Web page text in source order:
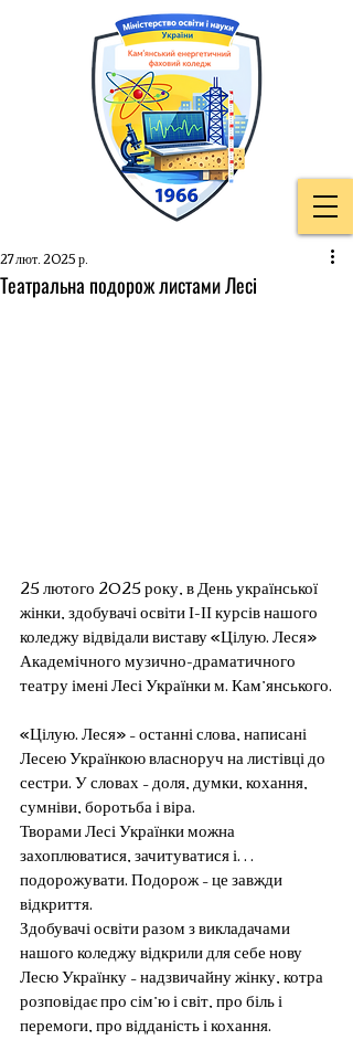
Театральна подорож листами Лесі
27 лют. 2025 р.
25 лютого 2025 року, в День української
жінки, здобувачі освіти І-ІІ курсів нашого
коледжу відвідали виставу «Цілую. Леся»
Академічного музично-драматичного
театру імені Лесі Українки м. Кам’янського.
«Цілую. Леся» – останні слова, написані
Лесею Українкою власноруч на листівці до
сестри. У словах – доля, думки, кохання,
сумніви, боротьба і віра.
Творами Лесі Українки можна
захоплюватися, зачитуватися і…
подорожувати. Подорож – це завжди
відкриття.
Здобувачі освіти разом з викладачами
нашого коледжу відкрили для себе нову
Лесю Українку – надзвичайну жінку, котра
розповідає про сім’ю і світ, про біль і
перемоги, про відданість і кохання.